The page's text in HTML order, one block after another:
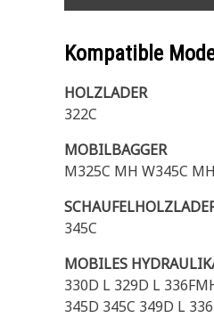
Kompatible
HOLZLADER
322C
MOBILBAGGER
M325C MH W345C
345C
MOBILES
330D L 329D L
345D 345C 349D L